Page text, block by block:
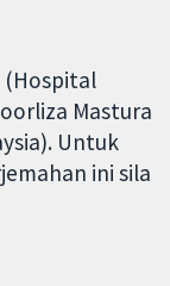
(Hospital
Mastura
Untuk
ini sila